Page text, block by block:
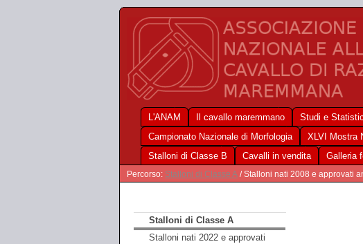
L'ANAM Il cavallo maremmano Studi e
Campionato Nazionale di Morfologia
XLVI Mostra
Stalloni di Classe B
Cavalli in vendita Galleria
Percorso: Stalloni di Classe A / Stalloni nati 2008 e approvati
Stalloni di Classe A
Stalloni nati 2022 e approvati